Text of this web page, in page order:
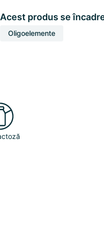
Acest produs se
Oligoelemente